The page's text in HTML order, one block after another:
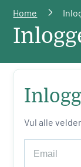
Home
Vul alle